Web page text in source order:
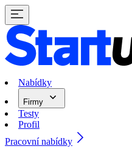
Nabídky
Firmy
Testy
Profil
Pracovní nabídky